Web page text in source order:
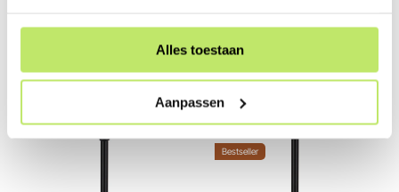
Alles toestaan
Aanpassen
Bestseller